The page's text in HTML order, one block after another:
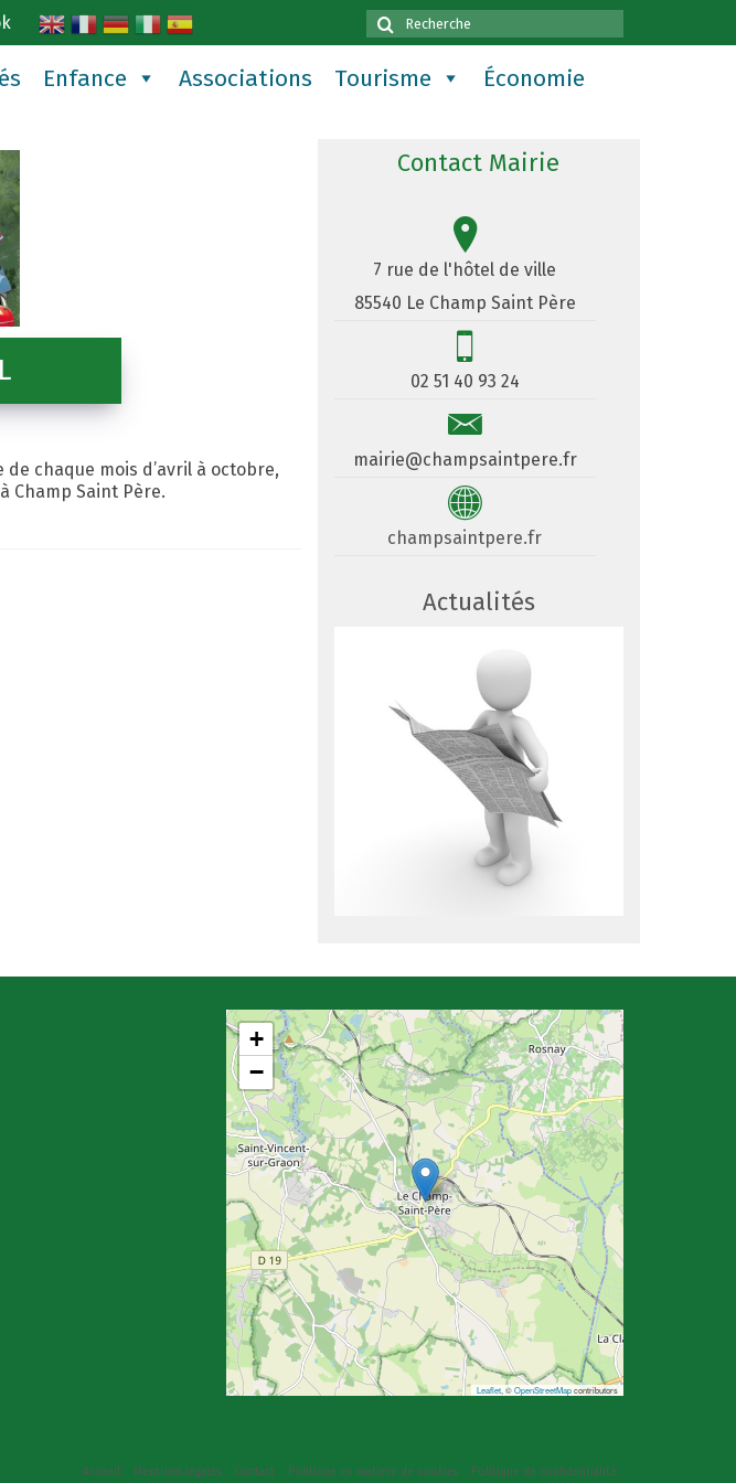
Rechercher
:
Enfance Associations Tourisme Économie
chaque mois d’avril à octobre,
Champ Saint Père.
Contact Mairie
7 rue de l'hôtel de ville
85540 Le Champ Saint Père
02 51 40 93 24
mairie@champsaintpere.fr
champsaintpere.fr
Actualités
+
−
Leaflet, ©OpenStreetMapcontributors
Accueil Mentions légales Contact Politique en matiere de cookies Politique de confidentialité